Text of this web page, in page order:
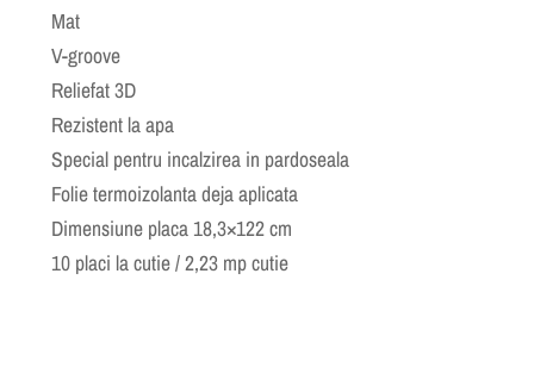
Mat
V-groove
Reliefat 3D
Rezistent la apa
Special pentru incalzirea in pardoseala
Folie termoizolanta deja aplicata
Dimensiune placa 18,3×122 cm
10 placi la cutie / 2,23 mp cutie